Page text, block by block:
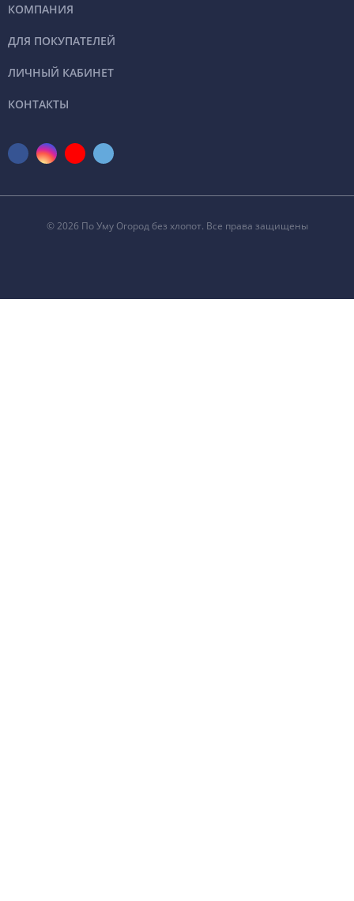
КОМПАНИЯ
ДЛЯ ПОКУПАТЕЛЕЙ
ЛИЧНЫЙ КАБИНЕТ
КОНТАКТЫ
© 2026 По Уму Огород без хлопот. Все права защищены